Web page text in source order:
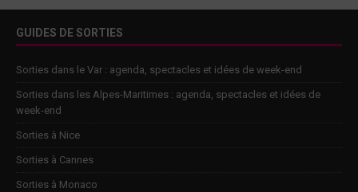
GUIDES DE SORTIES
Sorties dans le Var : agenda, spectacles et idées de week-end
Sorties dans les Alpes-Maritimes : agenda, spectacles et idées de
week-end
Sorties à Nice
Sorties à Cannes
Sorties à Monaco